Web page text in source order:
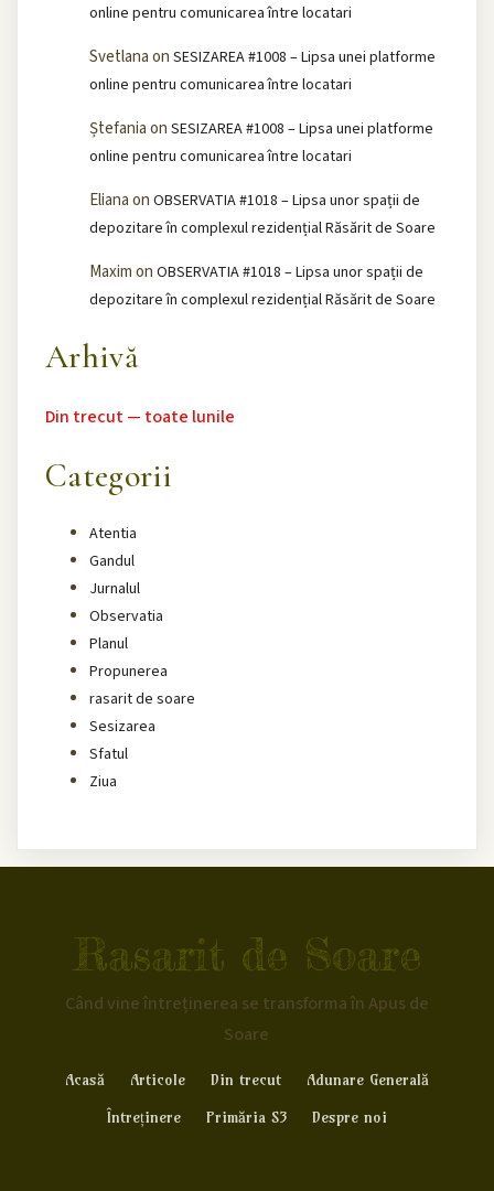
online pentru comunicarea între locatari
Svetlanaon SESIZAREA #1008 – Lipsa unei platforme
online pentru comunicarea între locatari
Ștefaniaon SESIZAREA #1008 – Lipsa unei platforme
online pentru comunicarea între locatari
Elianaon OBSERVATIA #1018 – Lipsa unor spații de
depozitare în complexul rezidențial Răsărit de Soare
Maximon OBSERVATIA #1018 – Lipsa unor spații de
depozitare în complexul rezidențial Răsărit de Soare
Arhivă
Din trecut — toate lunile
Categorii
Atentia
Gandul
Jurnalul
Observatia
Planul
Propunerea
rasarit de soare
Sesizarea
Sfatul
Ziua
Rasarit de Soare
Când vine întreținerea se transforma în Apus de
Soare
Acasă Articole Din trecut
Adunare Generală
Întreținere
Primăria S3 Despre noi